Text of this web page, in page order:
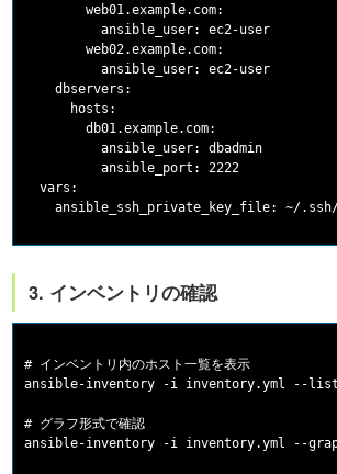
        web01.example.com:
          ansible_user: ec2-user
        web02.example.com:
          ansible_user: ec2-user
    dbservers:
      hosts:
        db01.example.com:
          ansible_user: dbadmin
          ansible_port: 2222
  vars:
3. インベントリの確認
# インベントリ内のホスト一覧を表示
ansible-inventory -i inventory.yml --list
# グラフ形式で確認
ansible-inventory -i inventory.yml --